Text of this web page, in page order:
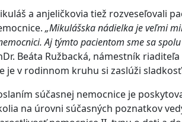
a anjeličkovia tiež rozveseľovali
„Mikulášska nádielka je veľmi
Aj týmto pacientom sme sa
Beáta Ružbacká, námestník
je v rodinnom kruhu si zaslúži
súčasnej nemocnice je
na úrovni súčasných poznatkov